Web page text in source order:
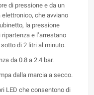
di pressione e da un
che avviano
la pressione
e l’arrestano
di 2 litri al minuto.
da 0.8 a 2.4 bar.
dalla marcia a secco.
LED che consentono di